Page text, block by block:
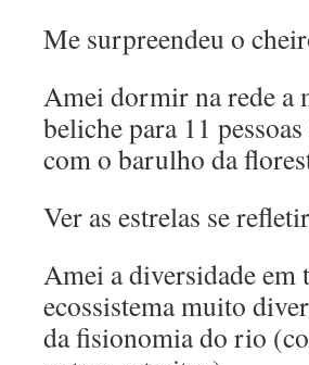
Me surpreendeu o
Amei dormir na rede a
beliche para 11
com o barulho da
Ver as estrelas se
Amei a diversidade em
ecossistema muito
da fisionomia do rio